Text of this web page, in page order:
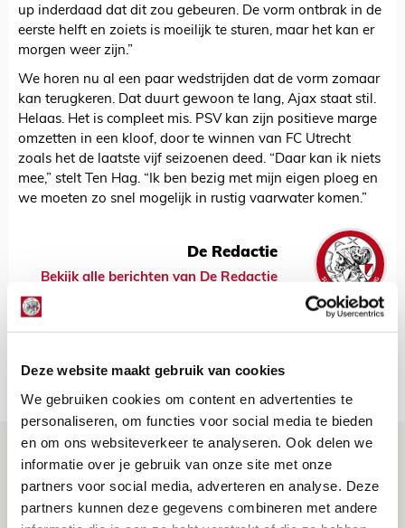
Deze website maakt gebruik van cookies
We gebruiken cookies om content en advertenties te
personaliseren, om functies voor social media te bieden
en om ons websiteverkeer te analyseren. Ook delen we
informatie over je gebruik van onze site met onze
partners voor social media, adverteren en analyse. Deze
partners kunnen deze gegevens combineren met andere
up inderdaad dat dit zou gebeuren. De vorm ontbrak in de
eerste helft en zoiets is moeilijk te sturen, maar het kan er
morgen weer zijn.”
We horen nu al een paar wedstrijden dat de vorm zomaar
kan terugkeren. Dat duurt gewoon te lang, Ajax staat stil.
Helaas. Het is compleet mis. PSV kan zijn positieve marge
omzetten in een kloof, door te winnen van FC Utrecht
zoals het de laatste vijf seizoenen deed. “Daar kan ik niets
mee,” stelt Ten Hag. “Ik ben bezig met mijn eigen ploeg en
we moeten zo snel mogelijk in rustig vaarwater komen.”
De Redactie
Bekijk alle berichten van De Redactie
Net binnen //
Brandt: ‘Ajax en Cruijff bleven door
mijn hoofd spoken’
07 AUGUSTUS 2026 - 20:02